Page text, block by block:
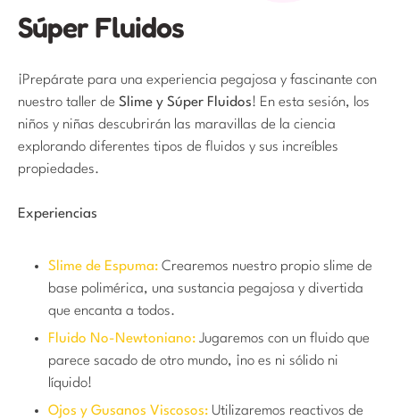
Súper Fluidos
¡Prepárate para una experiencia pegajosa y fascinante con
nuestro taller de Slime y Súper Fluidos! En esta sesión, los
niños y niñas descubrirán las maravillas de la ciencia
explorando diferentes tipos de fluidos y sus increíbles
propiedades.
Experiencias
Slime de Espuma: Crearemos nuestro propio slime de
base polimérica, una sustancia pegajosa y divertida
que encanta a todos.
Fluido No-Newtoniano: Jugaremos con un fluido que
parece sacado de otro mundo, ¡no es ni sólido ni
líquido!
Ojos y Gusanos Viscosos: Utilizaremos reactivos de